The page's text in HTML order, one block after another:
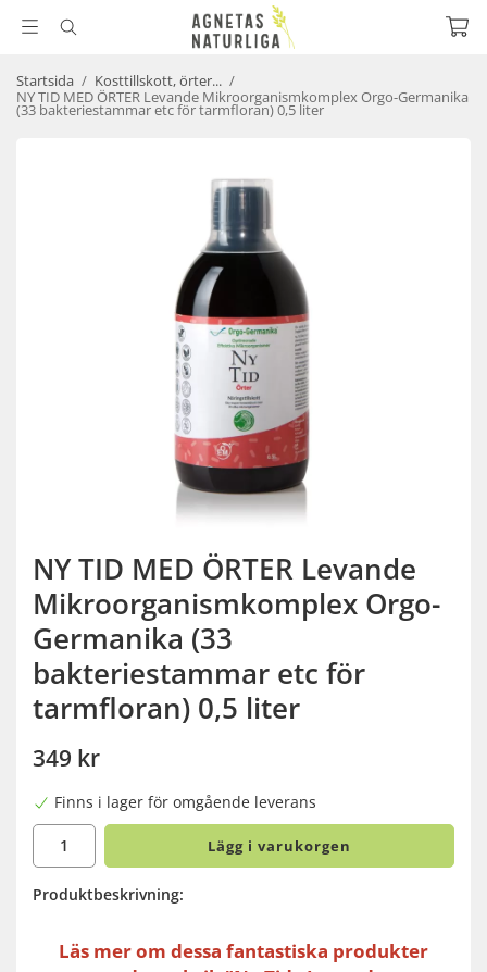
Startsida / Kosttillskott, örter... /
NY TID MED ÖRTER Levande Mikroorganismkomplex Orgo-Germanika
(33 bakteriestammar etc för tarmfloran) 0,5 liter
NY TID MED ÖRTER Levande
Mikroorganismkomplex Orgo-
Germanika (33
bakteriestammar etc för
tarmfloran) 0,5 liter
349 kr
Finns i lager för omgående leverans
Lägg i varukorgen
Produktbeskrivning:
Läs mer om dessa fantastiska produkter